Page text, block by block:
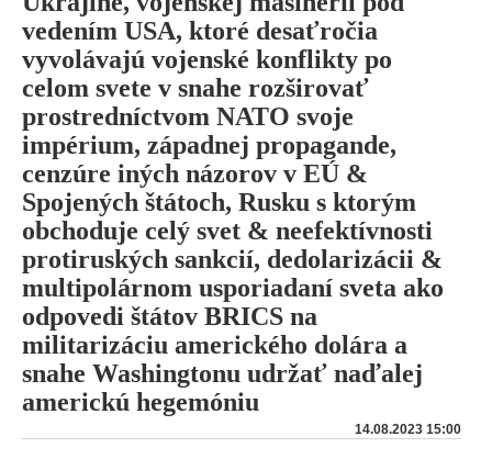
vedením USA, ktoré desaťročia
vyvolávajú vojenské konflikty po
celom svete v snahe rozširovať
prostredníctvom NATO svoje
impérium, západnej propagande,
cenzúre iných názorov v EÚ &
Spojených štátoch, Rusku s ktorým
obchoduje celý svet & neefektívnosti
protiruských sankcií, dedolarizácii &
multipolárnom usporiadaní sveta ako
odpovedi štátov BRICS na
militarizáciu amerického dolára a
snahe Washingtonu udržať naďalej
americkú hegemóniu
14.08.2023 15:00